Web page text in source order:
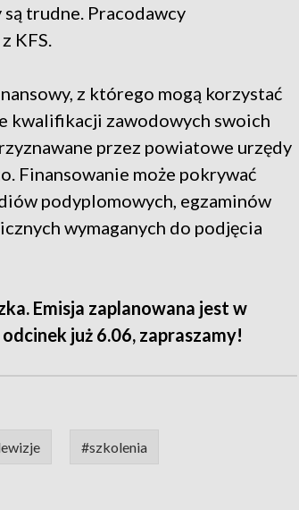
trudne. Pracodawcy
KFS.
z którego mogą korzystać
kwalifikacji zawodowych swoich
przez powiatowe urzędy
Finansowanie może pokrywać
podyplomowych, egzaminów
wymaganych do podjęcia
Emisja zaplanowana jest w
już 6.06, zapraszamy!
#szkolenia